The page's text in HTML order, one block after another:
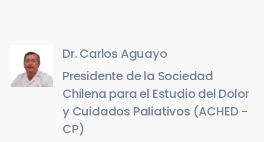
Dr. Carlos Aguayo
Presidente de la Sociedad
Chilena para el Estudio del Dolor
y Cuidados Paliativos (ACHED -
CP)